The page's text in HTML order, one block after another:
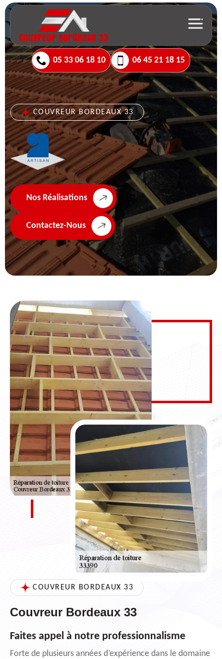
05 33 06 18 10 06 45 21 18 15
COUVREUR BORDEAUX 33
Nos Réalisations
Contactez-Nous
COUVREUR BORDEAUX 33
Couvreur Bordeaux 33
Faites appel à notre professionnalisme
Forte de plusieurs années d’expérience dans le domaine